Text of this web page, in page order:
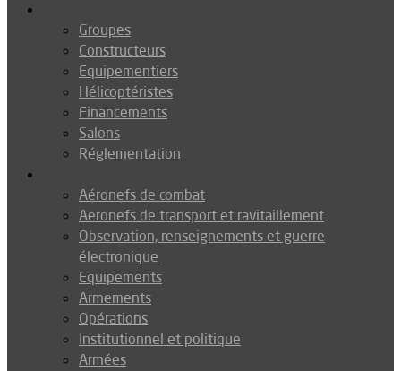
Groupes
Constructeurs
Equipementiers
Hélicoptéristes
Financements
Salons
Réglementation
Aéronefs de combat
Aeronefs de transport et ravitaillement
Observation, renseignements et guerre
électronique
Equipements
Armements
Opérations
Institutionnel et politique
Armées